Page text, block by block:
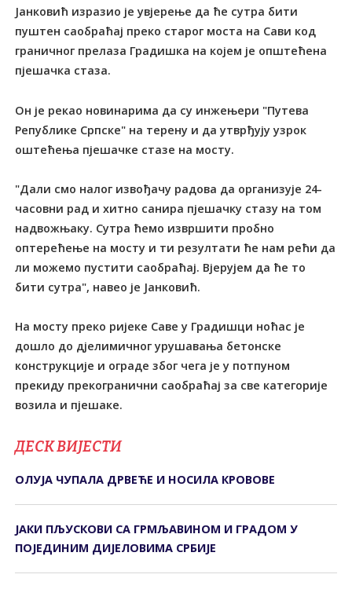
Јанковић изразио је увјерење да ће сутра бити
пуштен саобраћај преко старог моста на Сави код
граничног прелаза Градишка на којем је општећена
пјешачка стаза.
Он је рекао новинарима да су инжењери "Путева
Републике Српске" на терену и да утврђују узрок
оштећења пјешачке стазе на мосту.
"Дали смо налог извођачу радова да организује 24-
часовни рад и хитно санира пјешачку стазу на том
надвожњаку. Сутра ћемо извршити пробно
оптерећење на мосту и ти резултати ће нам рећи да
ли можемо пустити саобраћај. Вјерујем да ће то
бити сутра", навео је Јанковић.
На мосту преко ријеке Саве у Градишци ноћас је
дошло до дјелимичног урушавања бетонске
конструкције и ограде због чега је у потпуном
прекиду прекогранични саобраћај за све категорије
возила и пјешаке.
ДЕСК ВИЈЕСТИ
ОЛУЈА ЧУПАЛА ДРВЕЋЕ И НОСИЛА КРОВОВЕ
ЈАКИ ПЉУСКОВИ СА ГРМЉАВИНОМ И ГРАДОМ У
ПОЈЕДИНИМ ДИЈЕЛОВИМА СРБИЈЕ